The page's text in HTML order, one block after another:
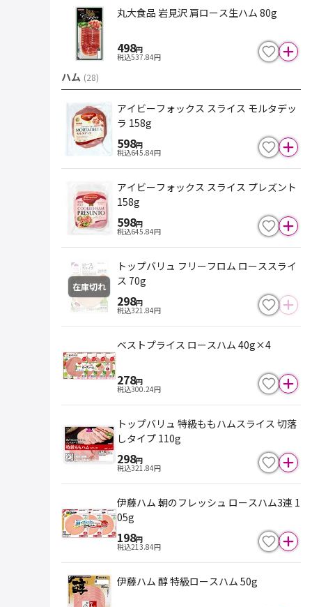
丸大食品 岩見沢 肩ロース生ハム 80g
498円
税込537.84円
ハム (28)
アイビーフォックス スライス モルタデッ
ラ 158g
598円
税込645.84円
アイビーフォックス スライス プレズント
158g
598円
税込645.84円
在庫切れ
トップバリュ フリーフロム ローススライ
ス 70g
298円
税込321.84円
ベストプライス ロースハム 40g×4
278円
税込300.24円
トップバリュ 特級ももハムスライス 切落
しタイプ 110g
298円
税込321.84円
伊藤ハム 朝のフレッシュ ロースハム3連 1
05g
198円
税込213.84円
伊藤ハム 醇 特級ロースハム 50g